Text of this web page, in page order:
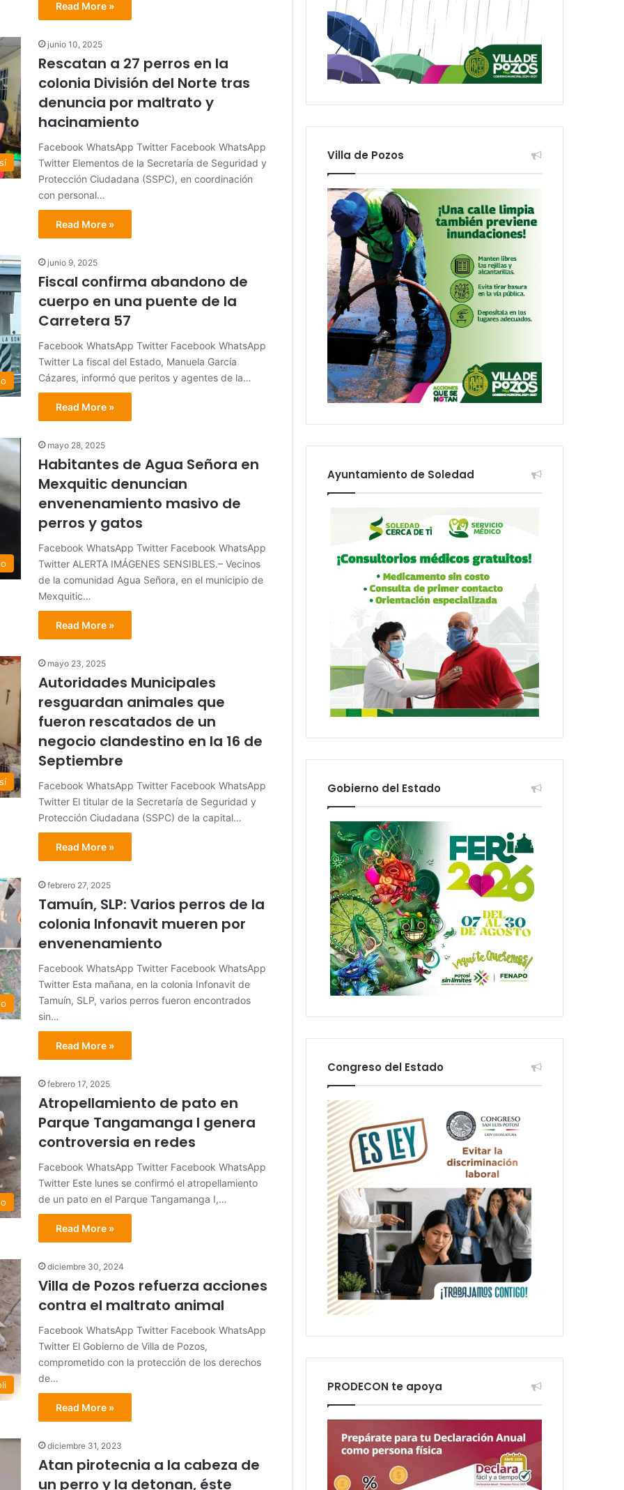
Read More »
junio 10, 2025
Rescatan a 27 perros en la
colonia División del Norte tras
denuncia por maltrato y
hacinamiento
Facebook WhatsApp Twitter Facebook WhatsApp
Twitter Elementos de la Secretaría de Seguridad y
Protección Ciudadana (SSPC), en coordinación
con personal…
Read More »
junio 9, 2025
Fiscal confirma abandono de
cuerpo en una puente de la
Carretera 57
Facebook WhatsApp Twitter Facebook WhatsApp
Twitter La fiscal del Estado, Manuela García
Cázares, informó que peritos y agentes de la…
Read More »
mayo 28, 2025
Habitantes de Agua Señora en
Mexquitic denuncian
envenenamiento masivo de
perros y gatos
Facebook WhatsApp Twitter Facebook WhatsApp
Twitter ALERTA IMÁGENES SENSIBLES.– Vecinos
de la comunidad Agua Señora, en el municipio de
Mexquitic…
Read More »
mayo 23, 2025
Autoridades Municipales
resguardan animales que
fueron rescatados de un
negocio clandestino en la 16 de
Septiembre
Facebook WhatsApp Twitter Facebook WhatsApp
Twitter El titular de la Secretaría de Seguridad y
Protección Ciudadana (SSPC) de la capital…
Read More »
febrero 27, 2025
Tamuín, SLP: Varios perros de la
colonia Infonavit mueren por
envenenamiento
Facebook WhatsApp Twitter Facebook WhatsApp
Twitter Esta mañana, en la colonia Infonavit de
Tamuín, SLP, varios perros fueron encontrados
sin…
Read More »
febrero 17, 2025
Atropellamiento de pato en
Parque Tangamanga I genera
controversia en redes
Facebook WhatsApp Twitter Facebook WhatsApp
Twitter Este lunes se confirmó el atropellamiento
de un pato en el Parque Tangamanga I,…
Read More »
diciembre 30, 2024
Villa de Pozos refuerza acciones
contra el maltrato animal
Facebook WhatsApp Twitter Facebook WhatsApp
Twitter El Gobierno de Villa de Pozos,
comprometido con la protección de los derechos
de…
Read More »
diciembre 31, 2023
Atan pirotecnia a la cabeza de
un perro y la detonan, éste
Villa de Pozos
Ayuntamiento de Soledad
Gobierno del Estado
Congreso del Estado
PRODECON te apoya